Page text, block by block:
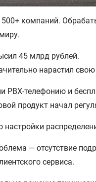
компаний.
45 млрд рублей.
нарастил
PBX-телефонию и
продукт начал
настройки
— отсутствие
сервиса.